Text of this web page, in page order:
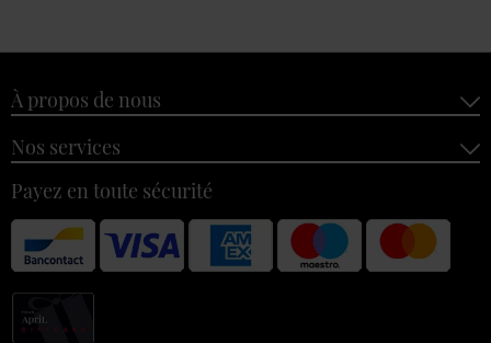
À propos de nous
Nos services
Payez en toute sécurité